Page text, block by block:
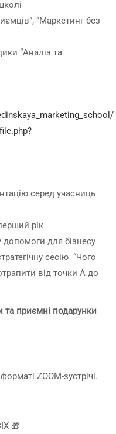
“Маркетинг без
“Аналіз та
серед учасниць
рік
для бізнесу
сесію “Чого
від точки А до
та приємні подарунки
ZOOM-зустрічі.
🎁